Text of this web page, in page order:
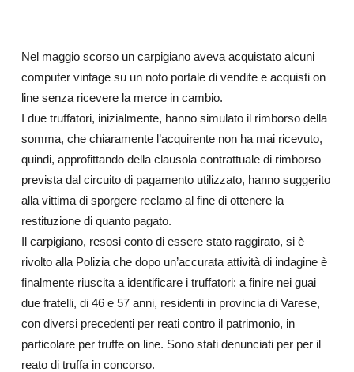
Nel maggio scorso un carpigiano aveva acquistato alcuni
computer vintage su un noto portale di vendite e acquisti on
line senza ricevere la merce in cambio.
I due truffatori, inizialmente, hanno simulato il rimborso della
somma, che chiaramente l’acquirente non ha mai ricevuto,
quindi, approfittando della clausola contrattuale di rimborso
prevista dal circuito di pagamento utilizzato, hanno suggerito
alla vittima di sporgere reclamo al fine di ottenere la
restituzione di quanto pagato.
Il carpigiano, resosi conto di essere stato raggirato, si è
rivolto alla Polizia che dopo un’accurata attività di indagine è
finalmente riuscita a identificare i truffatori: a finire nei guai
due fratelli, di 46 e 57 anni, residenti in provincia di Varese,
con diversi precedenti per reati contro il patrimonio, in
particolare per truffe on line. Sono stati denunciati per per il
reato di truffa in concorso.